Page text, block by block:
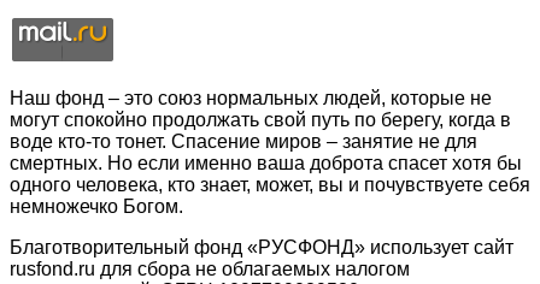
Наш фонд – это союз нормальных людей, которые не
могут спокойно продолжать свой путь по берегу, когда в
воде кто-то тонет. Спасение миров – занятие не для
смертных. Но если именно ваша доброта спасет хотя бы
одного человека, кто знает, может, вы и почувствуете себя
немножечко Богом.
Благотворительный фонд «РУСФОНД» использует сайт
rusfond.ru для сбора не облагаемых налогом